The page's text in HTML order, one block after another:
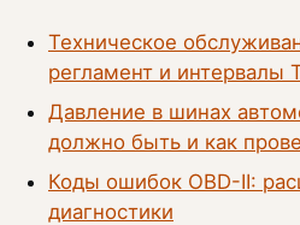
Техническое
регламент и интервалы
Давление в шинах
должно быть и как
Коды ошибок OBD-II:
диагностики